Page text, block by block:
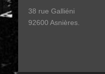
38 rue Galliéni
92600 Asnières.